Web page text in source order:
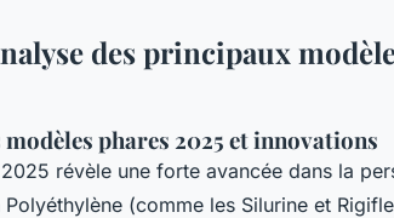
des principaux
phares 2025 et innovations
2025 révèle une forte avancée dans la
(comme les Silurine et